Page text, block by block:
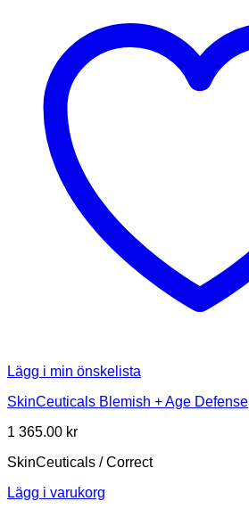
Lägg i min önskelista
SkinCeuticals Blemish + Age Defense
1 365.00 kr
SkinCeuticals / Correct
Lägg i varukorg